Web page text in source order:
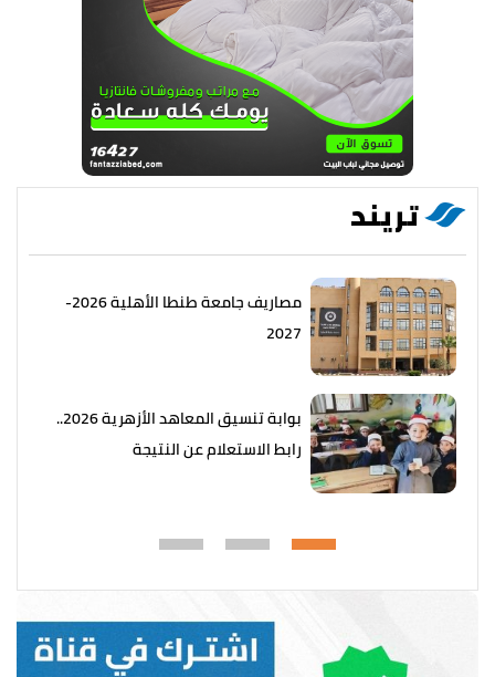
تريند
مصاريف جامعة طنطا الأهلية 2026-
2027
بوابة تنسيق المعاهد الأزهرية 2026..
رابط الاستعلام عن النتيجة